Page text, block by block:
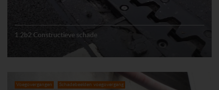
1.2b2 Constructieve schade
Voegovergangen Schadebeelden voegovergang